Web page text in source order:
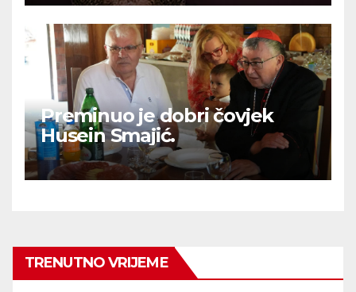
Preminuo je dobri čovjek
Husein Smajić.
TRENUTNO VRIJEME